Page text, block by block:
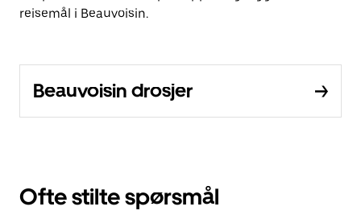
reisemål i Beauvoisin.
Beauvoisin drosjer
Ofte stilte spørsmål